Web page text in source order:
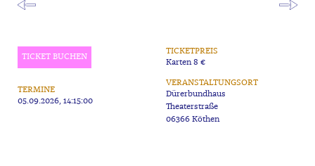
TICKET BUCHEN
TERMINE
05.09.2026, 14:15:00
TICKETPREIS
Karten 8 €
VERANSTALTUNGSORT
Dürerbundhaus
Theaterstraße
06366 Köthen